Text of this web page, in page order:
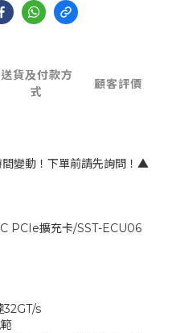
送貨及付款方
式
顧客評價
變動！下單前請先詢問！▲
PCIe擴充卡/SST-ECU06
s